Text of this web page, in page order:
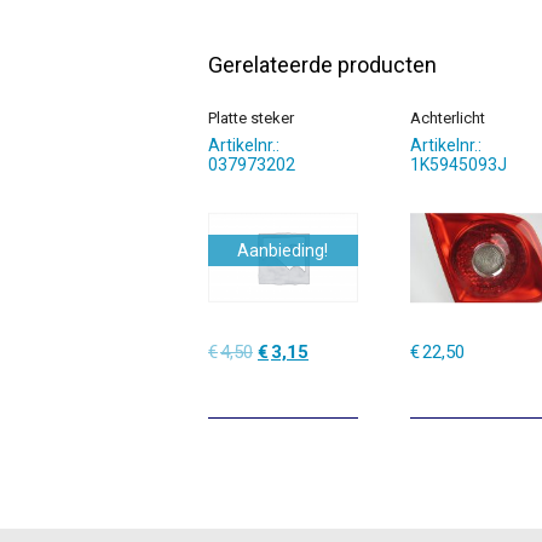
Gerelateerde producten
Platte steker
Artikelnr.:
037973202
Aanbieding!
€4,50 Oorspronkelijke
€4,50.
€ 3,15
€3,15.
Achterlicht
Artikelnr.:
1K5945093J
€22,50